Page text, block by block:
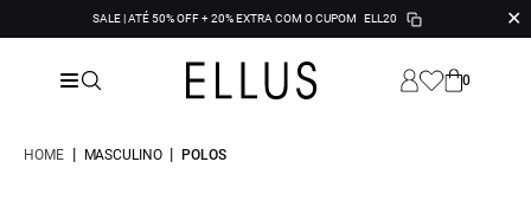
SALE | ATÉ 50% OFF + 20% EXTRA COM O CUPOM ELL20 ✕
0
HOME | MASCULINO | POLOS